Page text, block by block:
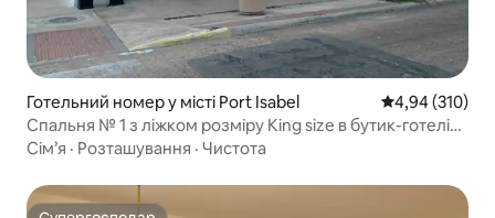
Готельний номер у місті Port Isabel Середня
4,94 (310)
Спальня № 1 з ліжком розміру King size в бутик-готелі
The Lighthouse
Сім’я · Розташування · Чистота